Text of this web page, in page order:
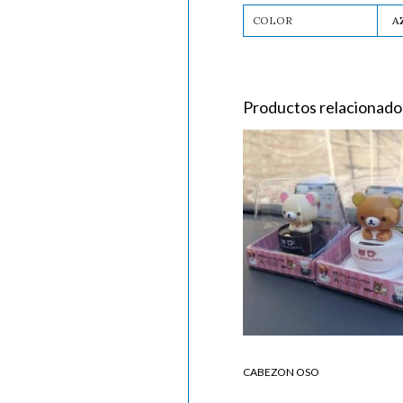
COLOR
Productos
CABEZON OSO
CABEZON
OSO
cantidad